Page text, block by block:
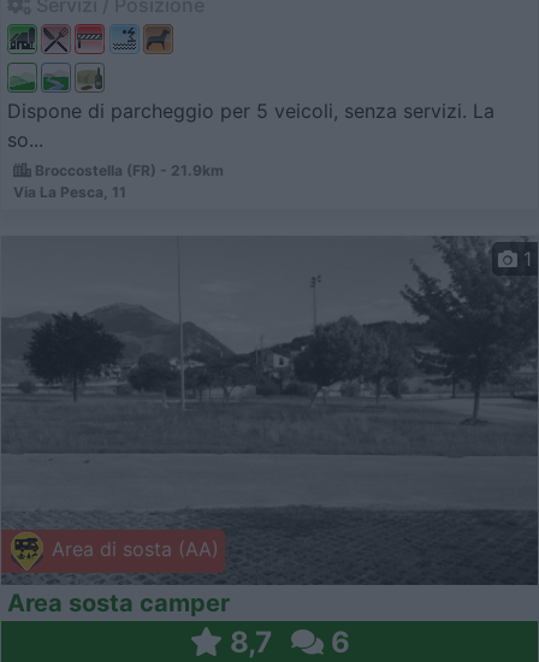
Dispone di parcheggio per 5 veicoli, senza servizi. La
so...
Broccostella (FR) - 21.9km
Via La Pesca, 11
Area di sosta (AA)
1
Area sosta camper
8,7 6